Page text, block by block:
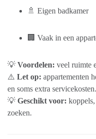
🚿 Eigen badkamer
🏢 Vaak in een
💡 Voordelen: veel ruimte
⚠️ Let op: appartementen
en soms extra servicekosten.
💡 Geschikt voor:
zoeken.